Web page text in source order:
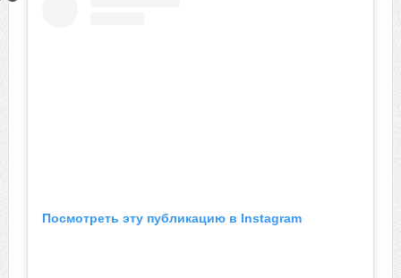
Посмотреть эту публикацию в Instagram